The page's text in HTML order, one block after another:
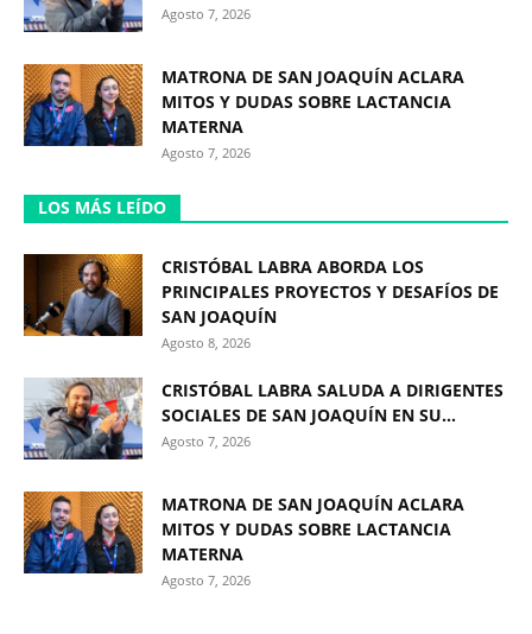
Agosto 7, 2026
MATRONA DE SAN JOAQUÍN ACLARA
MITOS Y DUDAS SOBRE LACTANCIA
MATERNA
Agosto 7, 2026
LOS MÁS LEÍDO
CRISTÓBAL LABRA ABORDA LOS
PRINCIPALES PROYECTOS Y DESAFÍOS DE
SAN JOAQUÍN
Agosto 8, 2026
CRISTÓBAL LABRA SALUDA A DIRIGENTES
SOCIALES DE SAN JOAQUÍN EN SU...
Agosto 7, 2026
MATRONA DE SAN JOAQUÍN ACLARA
MITOS Y DUDAS SOBRE LACTANCIA
MATERNA
Agosto 7, 2026